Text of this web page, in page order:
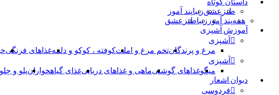
داستان کوتاه
طنز عشقزیباپند آموز
همهپند آموز زیباطنز عشق
آموزش آشپزی
آشپزی
مرغ و پرندگانتخم مرغ و املتکوفته ، کوکو و دلمهغذاهای فرنگی
آشپزی
میگوغذاهای گوشتیماهی و غذاهای دریاییغذای گیاهخوارانپلو و
دیوان اشعار
فردوسی